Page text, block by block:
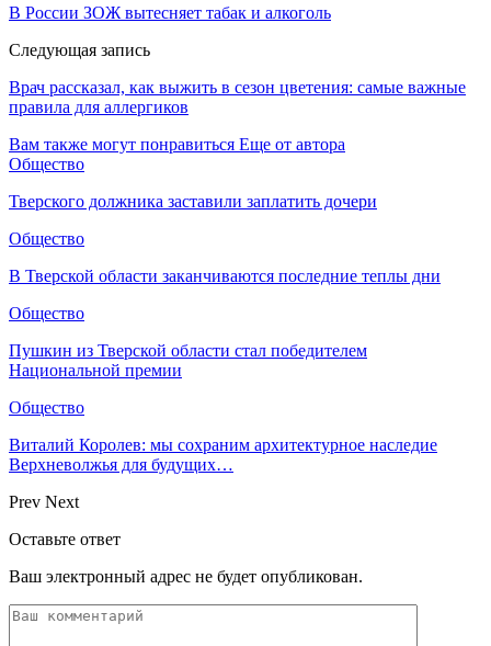
В России ЗОЖ вытесняет табак и алкоголь
Следующая запись
Врач рассказал, как выжить в сезон цветения: самые важные
правила для аллергиков
Вам также могут понравиться Еще от автора
Общество
Тверского должника заставили заплатить дочери
Общество
В Тверской области заканчиваются последние теплы дни
Общество
Пушкин из Тверской области стал победителем
Национальной премии
Общество
Виталий Королев: мы сохраним архитектурное наследие
Верхневолжья для будущих…
Prev Next
Оставьте ответ
Ваш электронный адрес не будет опубликован.